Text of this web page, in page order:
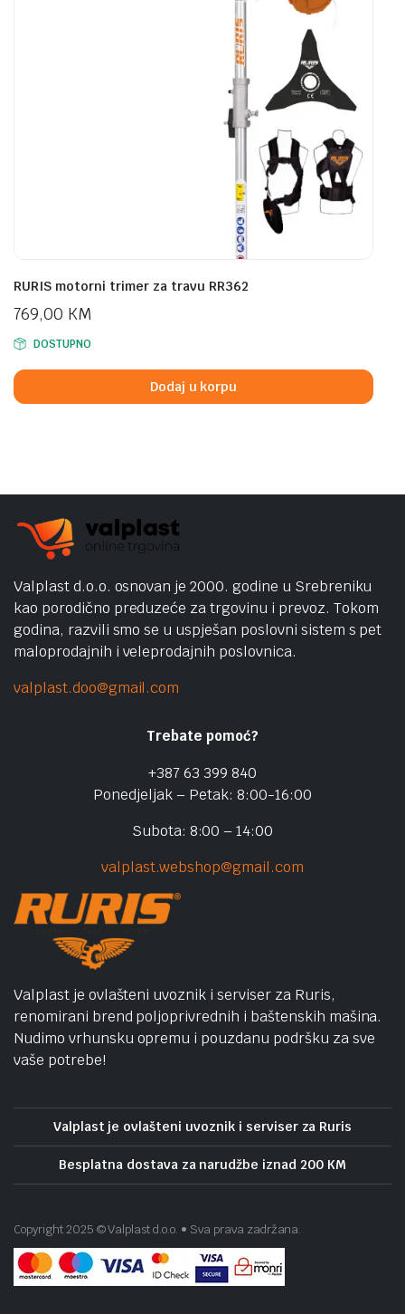
RURIS motorni trimer za travu RR362
769,00 KM
DOSTUPNO
Dodaj u korpu
Valplast d.o.o. osnovan je 2000. godine u Srebreniku
kao porodično preduzeće za trgovinu i prevoz. Tokom
godina, razvili smo se u uspješan poslovni sistem s pet
maloprodajnih i veleprodajnih poslovnica.
valplast.doo@gmail.com
Trebate pomoć?
+387 63 399 840
Ponedjeljak – Petak: 8:00-16:00
Subota: 8:00 – 14:00
valplast.webshop@gmail.com
Valplast je ovlašteni uvoznik i serviser za Ruris,
renomirani brend poljoprivrednih i baštenskih mašina.
Nudimo vrhunsku opremu i pouzdanu podršku za sve
vaše potrebe!
Valplast je ovlašteni uvoznik i serviser za Ruris
Besplatna dostava za narudžbe iznad 200 KM
Copyright 2025 © Valplast d.o.o. • Sva prava zadržana.